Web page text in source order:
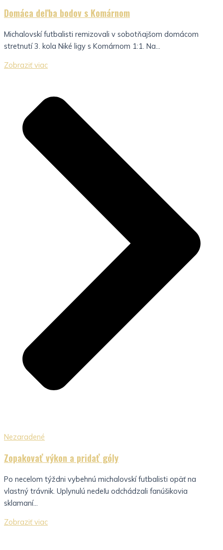
Domáca deľba bodov s Komárnom
Michalovskí futbalisti remizovali v sobotňajšom domácom
stretnutí 3. kola Niké ligy s Komárnom 1:1. Na...
Zobraziť viac
Nezaradené
Zopakovať výkon a pridať góly
Po necelom týždni vybehnú michalovskí futbalisti opäť na
vlastný trávnik. Uplynulú nedeľu odchádzali fanúšikovia
sklamaní...
Zobraziť viac